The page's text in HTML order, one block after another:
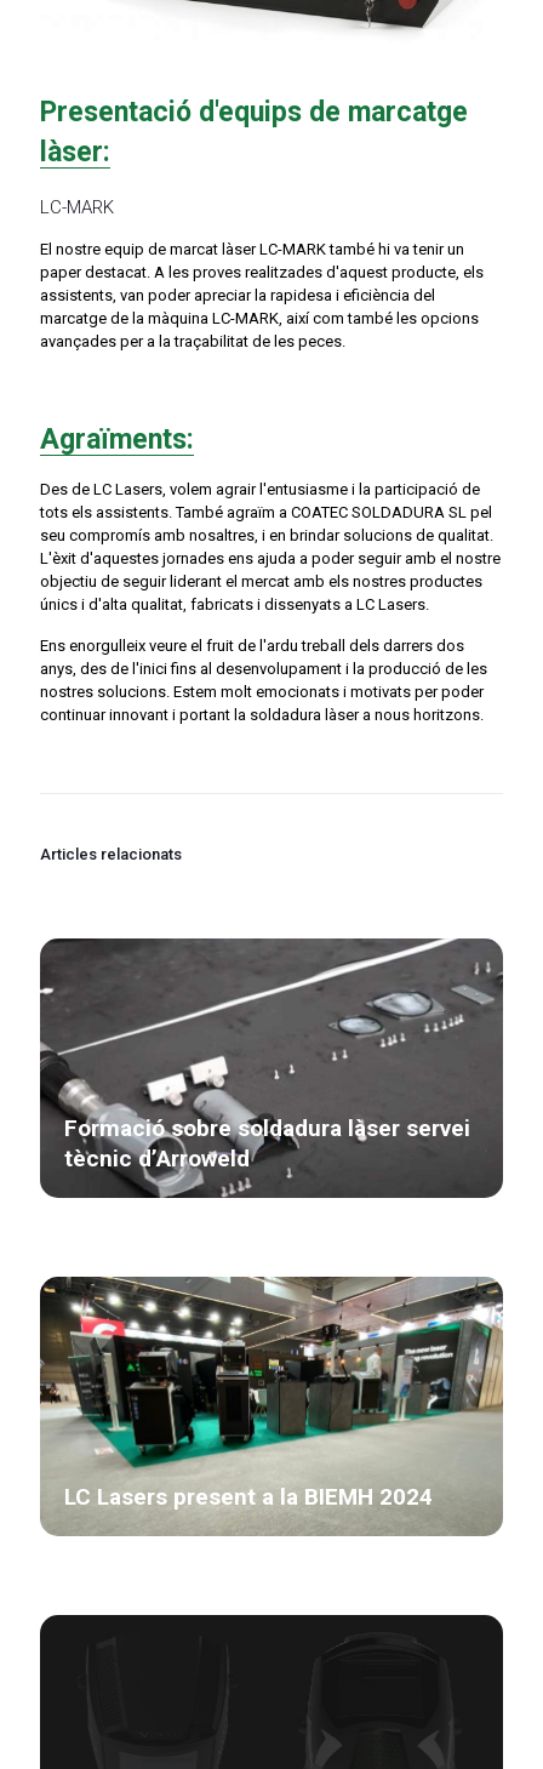
Presentació d'equips de marcatge
làser:
LC-MARK
El nostre equip de marcat làser LC-MARK també hi va tenir un
paper destacat. A les proves realitzades d'aquest producte, els
assistents, van poder apreciar la rapidesa i eficiència del
marcatge de la màquina LC-MARK, així com també les opcions
avançades per a la traçabilitat de les peces.
Agraïments:
Des de LC Lasers, volem agrair l'entusiasme i la participació de
tots els assistents. També agraïm a COATEC SOLDADURA SL pel
seu compromís amb nosaltres, i en brindar solucions de qualitat.
L'èxit d'aquestes jornades ens ajuda a poder seguir amb el nostre
objectiu de seguir liderant el mercat amb els nostres productes
únics i d'alta qualitat, fabricats i dissenyats a LC Lasers.
Ens enorgulleix veure el fruit de l'ardu treball dels darrers dos
anys, des de l'inici fins al desenvolupament i la producció de les
nostres solucions. Estem molt emocionats i motivats per poder
continuar innovant i portant la soldadura làser a nous horitzons.
Articles relacionats
Formació sobre soldadura làser servei
tècnic d’Arroweld
LC Lasers present a la BIEMH 2024